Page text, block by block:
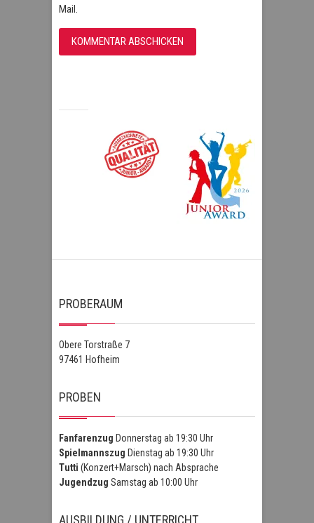
Mail.
PROBERAUM
Obere Torstraße 7
97461 Hofheim
PROBEN
Fanfarenzug Donnerstag ab 19:30 Uhr
Spielmannszug Dienstag ab 19:30 Uhr
Tutti (Konzert+Marsch) nach Absprache
Jugendzug Samstag ab 10:00 Uhr